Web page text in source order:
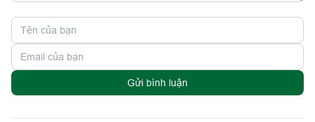
Gửi bình luận